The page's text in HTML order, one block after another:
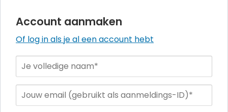
Account aanmaken
Of log in als je al een account hebt